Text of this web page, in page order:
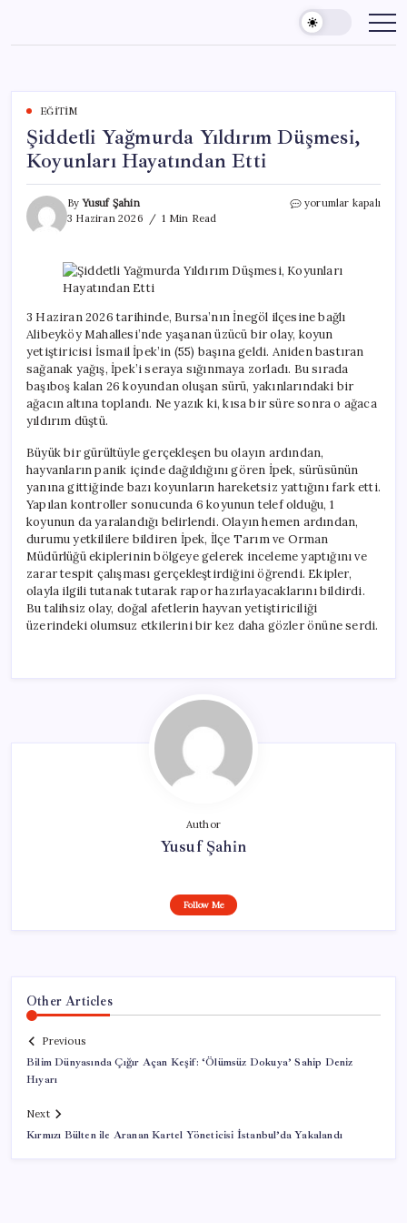
content
EĞITIM
Şiddetli Yağmurda Yıldırım Düşmesi,
Koyunları Hayatından Etti
ByYusuf Şahin
3 Haziran 2026
1 Min Read
Şiddetli
Koyunları
Hayatından
için
yorumlar kapalı
3 Haziran 2026 tarihinde, Bursa’nın İnegöl ilçesine bağlı
Alibeyköy Mahallesi’nde yaşanan üzücü bir olay, koyun
yetiştiricisi İsmail İpek’in (55) başına geldi. Aniden bastıran
sağanak yağış, İpek’i seraya sığınmaya zorladı. Bu sırada
başıboş kalan 26 koyundan oluşan sürü, yakınlarındaki bir
ağacın altına toplandı. Ne yazık ki, kısa bir süre sonra o ağaca
yıldırım düştü.
Büyük bir gürültüyle gerçekleşen bu olayın ardından,
hayvanların panik içinde dağıldığını gören İpek, sürüsünün
yanına gittiğinde bazı koyunların hareketsiz yattığını fark etti.
Yapılan kontroller sonucunda 6 koyunun telef olduğu, 1
koyunun da yaralandığı belirlendi. Olayın hemen ardından,
durumu yetkililere bildiren İpek, İlçe Tarım ve Orman
Müdürlüğü ekiplerinin bölgeye gelerek inceleme yaptığını ve
zarar tespit çalışması gerçekleştirdiğini öğrendi. Ekipler,
olayla ilgili tutanak tutarak rapor hazırlayacaklarını bildirdi.
Bu talihsiz olay, doğal afetlerin hayvan yetiştiriciliği
üzerindeki olumsuz etkilerini bir kez daha gözler önüne serdi.
Author
Yusuf Şahin
Follow Me
Other Articles
Previous
Bilim Dünyasında Çığır Açan Keşif: ‘Ölümsüz Dokuya’ Sahip Deniz
Hıyarı
Next
Kırmızı Bülten ile Aranan Kartel Yöneticisi İstanbul’da Yakalandı